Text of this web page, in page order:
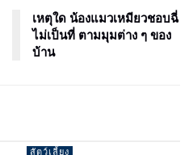
เหตุใด น้องแมวเหมียวชอบฉี่
ไม่เป็นที่ ตามมุมต่าง ๆ ของ
บ้าน
สัตว์เลี้ยง